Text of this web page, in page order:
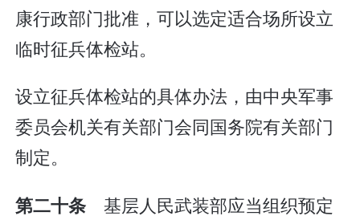
康行政部门批准，可以选定适合场所设立
临时征兵体检站。
设立征兵体检站的具体办法，由中央军事
委员会机关有关部门会同国务院有关部门
制定。
第二十条 基层人民武装部应当组织预定